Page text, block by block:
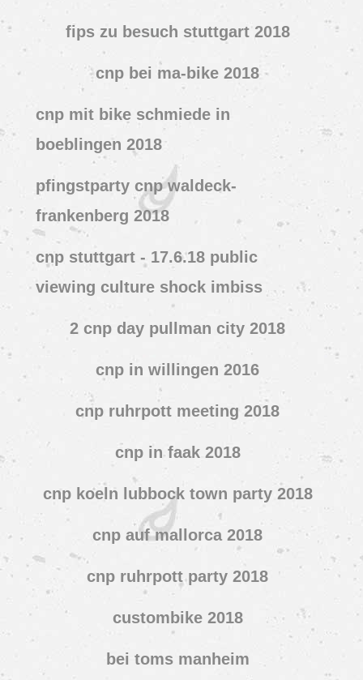
fips zu besuch stuttgart 2018
cnp bei ma-bike 2018
cnp mit bike schmiede in
boeblingen 2018
pfingstparty cnp waldeck-
frankenberg 2018
cnp stuttgart - 17.6.18 public
viewing culture shock imbiss
2 cnp day pullman city 2018
cnp in willingen 2016
cnp ruhrpott meeting 2018
cnp in faak 2018
cnp koeln lubbock town party 2018
cnp auf mallorca 2018
cnp ruhrpott party 2018
custombike 2018
bei toms manheim